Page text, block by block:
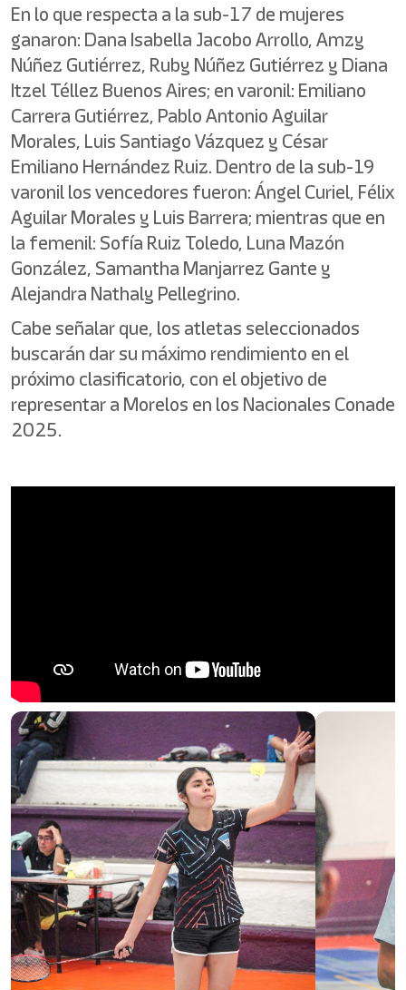
En lo que respecta a la sub-17 de mujeres
ganaron: Dana Isabella Jacobo Arrollo, Amzy
Núñez Gutiérrez, Ruby Núñez Gutiérrez y Diana
Itzel Téllez Buenos Aires; en varonil: Emiliano
Carrera Gutiérrez, Pablo Antonio Aguilar
Morales, Luis Santiago Vázquez y César
Emiliano Hernández Ruiz. Dentro de la sub-19
varonil los vencedores fueron: Ángel Curiel, Félix
Aguilar Morales y Luis Barrera; mientras que en
la femenil: Sofía Ruiz Toledo, Luna Mazón
González, Samantha Manjarrez Gante y
Alejandra Nathaly Pellegrino.
Cabe señalar que, los atletas seleccionados
buscarán dar su máximo rendimiento en el
próximo clasificatorio, con el objetivo de
representar a Morelos en los Nacionales Conade
2025.